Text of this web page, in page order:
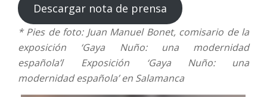
Descargar nota de prensa
* Pies de foto: Juan Manuel Bonet, comisario de la
exposición ‘Gaya Nuño: una modernidad
española’/ Exposición ‘Gaya Nuño: una
modernidad española’ en Salamanca